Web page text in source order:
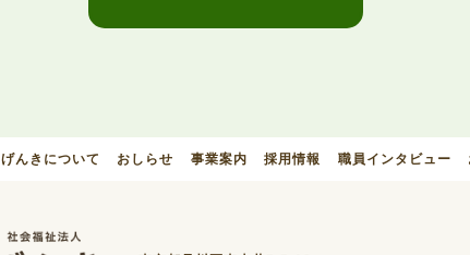
げんきについて おしらせ 事業案内 採用情報 職員インタビュー